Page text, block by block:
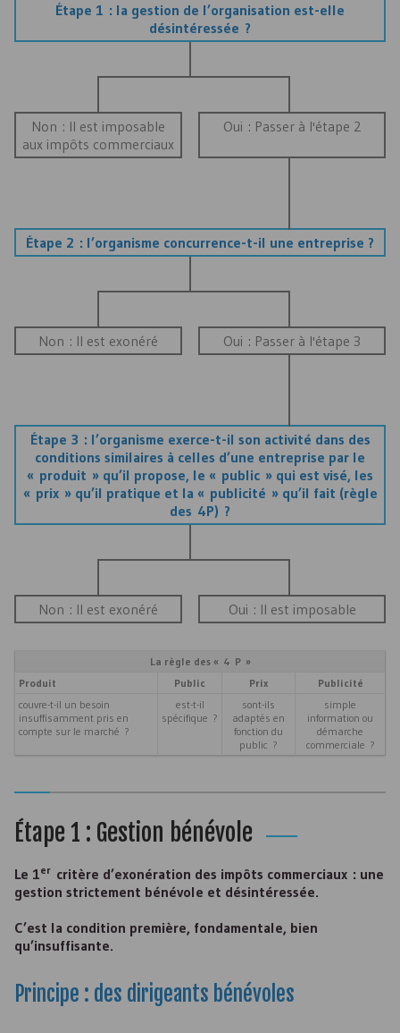
Étape 1 : la gestion de l’organisation est-elle
désintéressée ?
Non : Il est imposable
aux impôts commerciaux
Oui : Passer à l'étape 2
Étape 2 : l’organisme concurrence-t-il une entreprise ?
Non : Il est exonéré Oui : Passer à l'étape 3
Étape 3 : l’organisme exerce-t-il son activité dans des
conditions similaires à celles d’une entreprise par le
« produit » qu’il propose, le « public » qui est visé, les
« prix » qu’il pratique et la « publicité » qu’il fait (règle
des 4P) ?
Non : Il est exonéré Oui : Il est imposable
La règle des « 4 P »
Produit
Public Prix
Publicité
couvre-t-il un besoin
insuffisamment pris en
compte sur le marché ?
est-t-il
spécifique ?
sont-ils
adaptés en
fonction du
public ?
simple
information ou
démarche
commerciale ?
Étape 1 : Gestion bénévole
Le 1er critère d’exonération des impôts commerciaux : une
gestion strictement bénévole et désintéressée.
C’est la condition première, fondamentale, bien
qu’insuffisante.
Principe : des dirigeants bénévoles